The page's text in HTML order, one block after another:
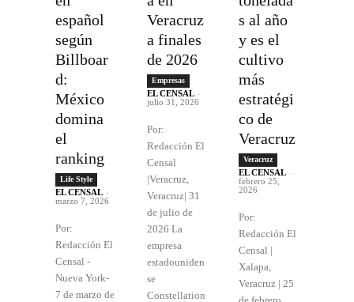
español
según
Billboar
d:
México
domina
el
ranking
Life Style
EL CENSAL -
marzo 7, 2026
Por:
Redacción El
Censal -
Nueva York-
7 de marzo de
Veracruz
a finales
de 2026
Empresas
EL CENSAL -
julio 31, 2026
Por:
Redacción El
Censal
|Veracruz,
Veracruz| 31
de julio de
2026 La
empresa
estadouniden
se
Constellation
s al año
y es el
cultivo
más
estratégi
co de
Veracruz
Veracruz
EL CENSAL -
febrero 25,
2026
Por:
Redacción El
Censal |
Xalapa,
Veracruz | 25